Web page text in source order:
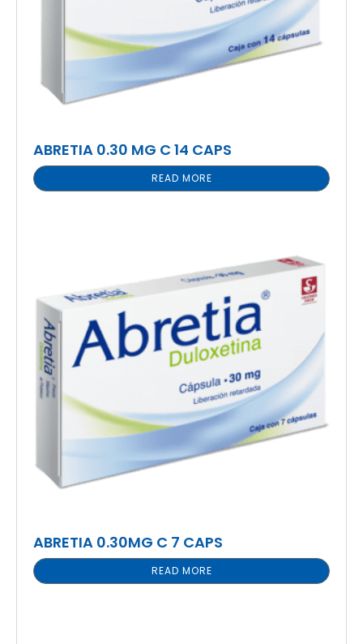
ABRETIA 0.30 MG C 14 CAPS
READ MORE
ABRETIA 0.30MG C 7 CAPS
READ MORE